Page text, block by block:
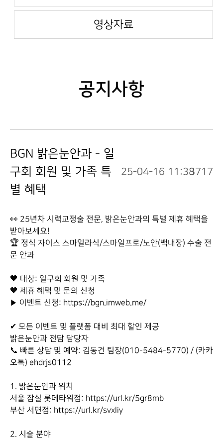
영상자료
공지사항
BGN 밝은눈안과 - 일
구회 회원 및 가족 특
별 혜택
25-04-16 11:383717
👀 25년차 시력교정술 전문, 밝은눈안과의 특별 제휴 혜택을
받아보세요!
🏆 정식 자이스 스마일라식/스마일프로/노안(백내장) 수술 전
문 안과
💙 대상: 일구회 회원 및 가족
💙 제휴 혜택 및 문의 신청
▶ 이벤트 신청: https://bgn.imweb.me/
✔ 모든 이벤트 및 플랫폼 대비 최대 할인 제공
밝은눈안과 전담 담당자
📞 빠른 상담 및 예약: 김동건 팀장(010-5484-5770) / (카카
오톡) ehdrjs0112
1. 밝은눈안과 위치
서울 잠실 롯데타워점: https://url.kr/5gr8mb
부산 서면점: https://url.kr/svxliy
2. 시술 분야